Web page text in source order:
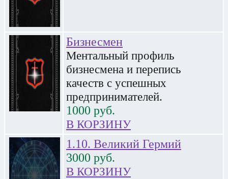
Бизнесмен
Ментальный профиль
бизнесмена и перепись
качеств с успешных
предпринимателей.
1000 руб.
В КОРЗИНУ
1.10. Великий Гермий
3000 руб.
В КОРЗИНУ